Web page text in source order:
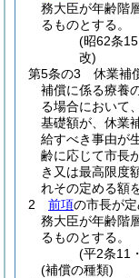
務大臣が年齢階
るものとする。
(昭62条
改)
第5条の3
休業補
補償に係る療養
る場合において
基礎額が、休業
給すべき事由が
齢に応じて市長
き又は最高限度
れその定める額
2
前項の市長が
務大臣が年齢階
るものとする。
(平2条11
(補償の種類)